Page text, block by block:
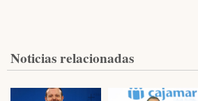
Noticias relacionadas